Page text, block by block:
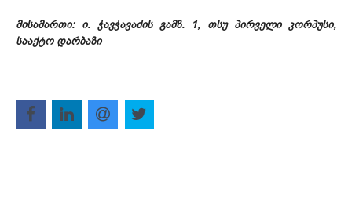
მისამართი: ი. ჭავჭავაძის გამზ. 1, თსუ პირველი კორპუსი,
სააქტო დარბაზი